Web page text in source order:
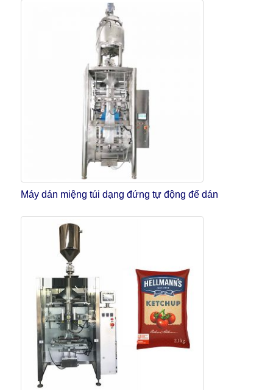
Máy dán miệng túi dạng đứng tự động để dán